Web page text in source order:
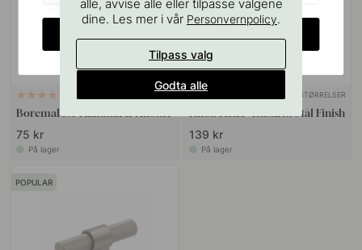
Boremal for Håndtak & Knotter
75 kr
På lager
+ STØRRELSER
Knott Helix - Rustfritt Stål Finish
139 kr
På lager
POPULAR
alle, avvise alle eller tilpasse valgene
dine. Les mer i vår Personvernpolicy.
Tilpass valg
Godta alle